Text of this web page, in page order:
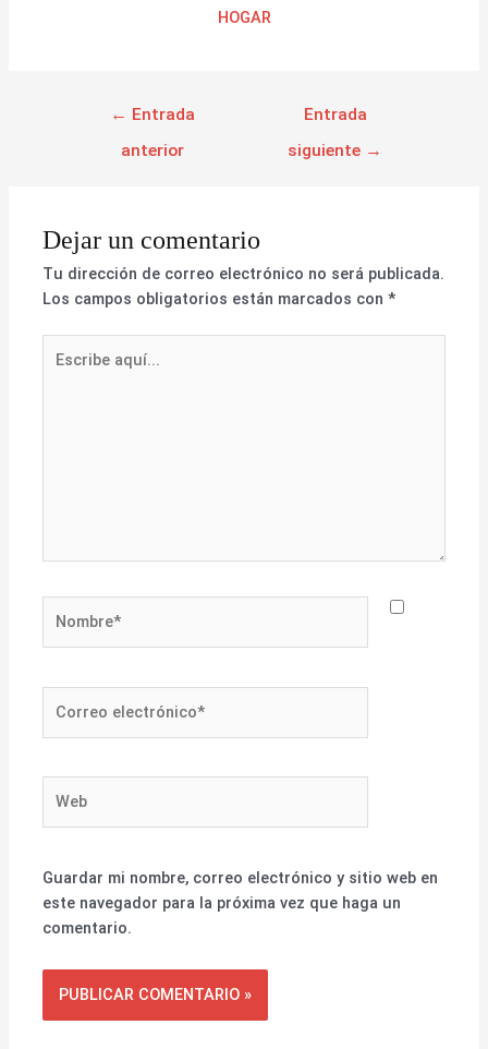
HOGAR
← Entrada
anterior
Entrada
siguiente →
Dejar un comentario
Tu dirección de correo electrónico no será publicada.
Los campos obligatorios están marcados con*
aquí...
electrónico*
Guardar mi nombre, correo electrónico y sitio web en
este navegador para la próxima vez que haga un
comentario.